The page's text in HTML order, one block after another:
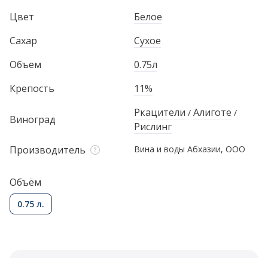
Цвет
Белое
Сахар
Сухое
Объем
0.75л
Крепость
11%
Виноград
Ркацители / Алиготе /
Рислинг
Производитель
Вина и воды Абхазии, ООО
Объём
0.75 л.